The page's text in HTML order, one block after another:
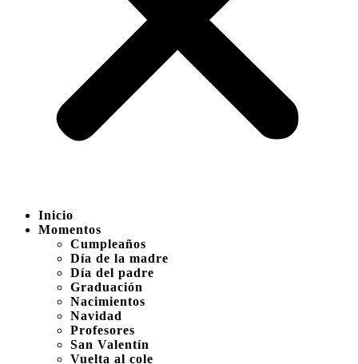
Inicio
Momentos
Cumpleaños
Día de la madre
Día del padre
Graduación
Nacimientos
Navidad
Profesores
San Valentín
Vuelta al cole